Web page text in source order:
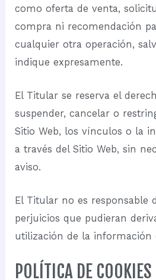
como oferta de venta,
compra ni recomendación
cualquier otra operación,
indique expresamente.
El Titular se reserva el
suspender, cancelar o
Sitio Web, los vínculos o la
a través del Sitio Web, sin
aviso.
El Titular no es responsable
perjuicios que pudieran
utilización de la información
POLÍTICA DE COOKIES